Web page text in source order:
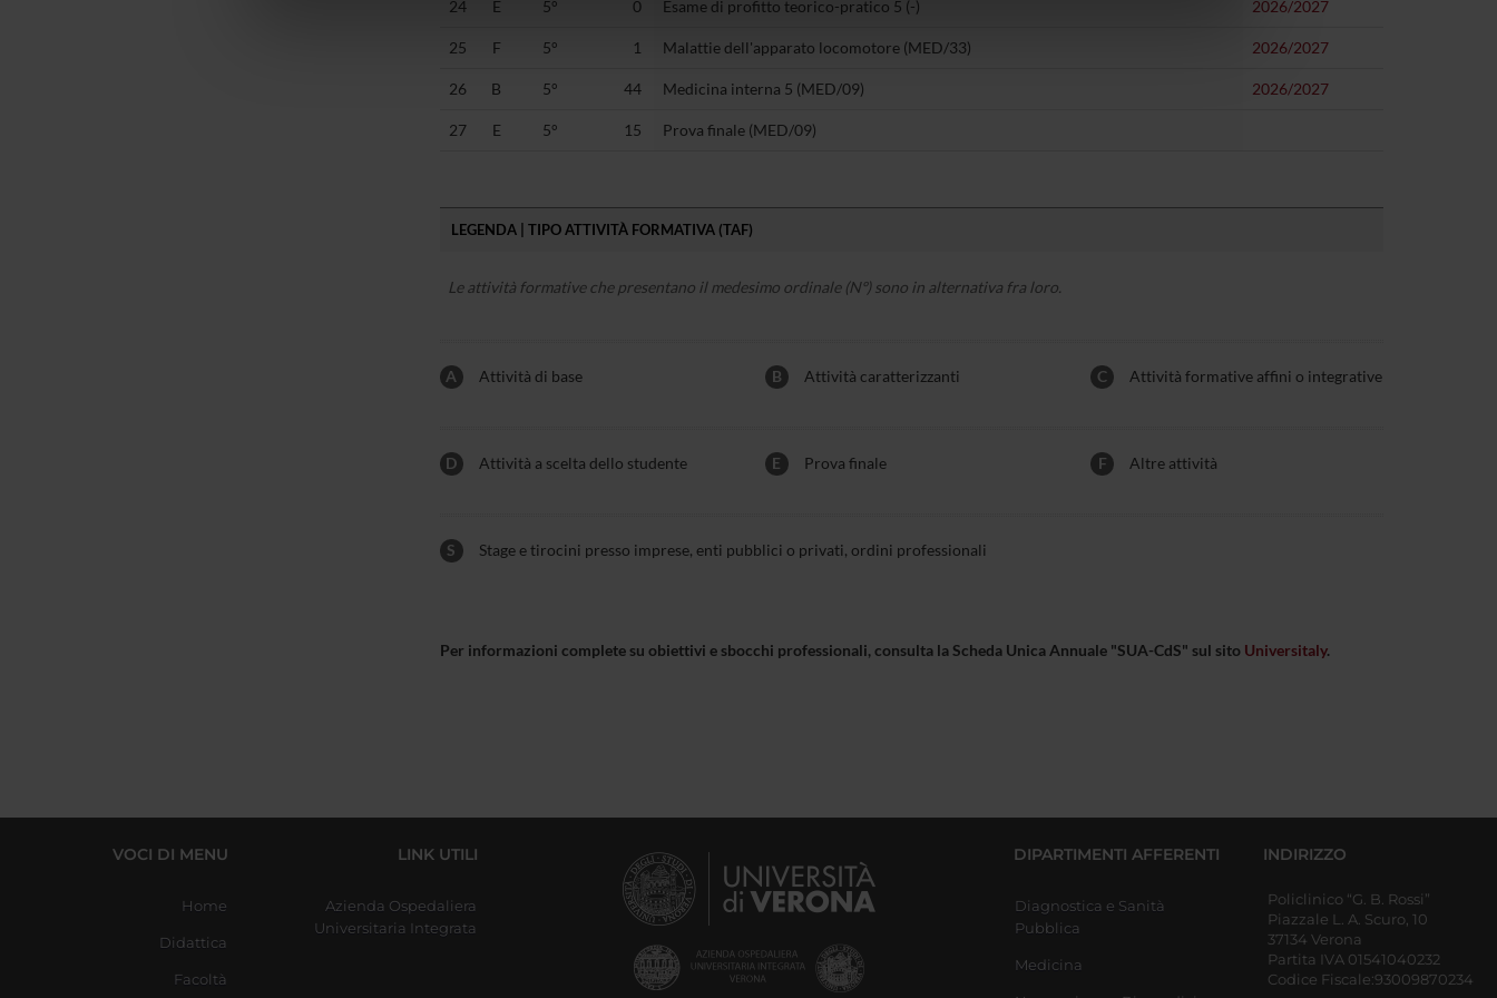
di analisi dei dati web, pubblicità e social media, i quali potrebbero combinarle con altre informazioni che hai fornito loro o
24 E 5° 0 Esame di profitto teorico-pratico 5 (-) 2026/2027
25 F 5° 1 Malattie dell'apparato locomotore (MED/33) 2026/2027
26 B 5° 44 Medicina interna 5 (MED/09) 2026/2027
27 E 5° 15 Prova finale (MED/09)
LEGENDA | TIPO ATTIVITÀ FORMATIVA (TAF)
Le attività formative che presentano il medesimo ordinale (Nº) sono in alternativa fra loro.
A Attività di base B Attività caratterizzanti C Attività formative affini o integrative
D Attività a scelta dello studente E Prova finale F Altre attività
S Stage e tirocini presso imprese, enti pubblici o privati, ordini professionali
Per informazioni complete su obiettivi e sbocchi professionali, consulta la Scheda Unica Annuale "SUA-CdS" sul sito Universitaly.
VOCI DI MENU
Home
Didattica
Facoltà
LINK UTILI
Azienda Ospedaliera
Universitaria Integrata
DIPARTIMENTI AFFERENTI
Diagnostica e Sanità
Pubblica
Medicina
INDIRIZZO
Policlinico “G. B. Rossi”
Piazzale L. A. Scuro, 10
37134 Verona
Partita IVA 01541040232
Codice Fiscale:93009870234